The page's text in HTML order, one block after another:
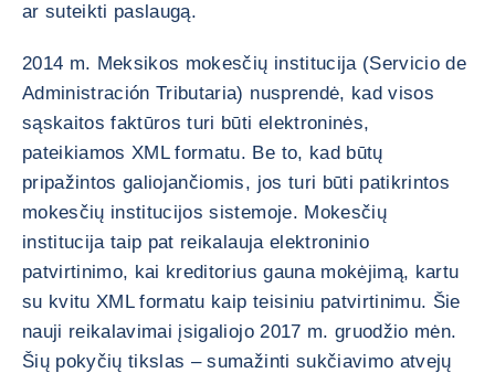
ar suteikti paslaugą.
2014 m. Meksikos mokesčių institucija (Servicio de
Administración Tributaria) nusprendė, kad visos
sąskaitos faktūros turi būti elektroninės,
pateikiamos XML formatu. Be to, kad būtų
pripažintos galiojančiomis, jos turi būti patikrintos
mokesčių institucijos sistemoje. Mokesčių
institucija taip pat reikalauja elektroninio
patvirtinimo, kai kreditorius gauna mokėjimą, kartu
su kvitu XML formatu kaip teisiniu patvirtinimu. Šie
nauji reikalavimai įsigaliojo 2017 m. gruodžio mėn.
Šių pokyčių tikslas – sumažinti sukčiavimo atvejų